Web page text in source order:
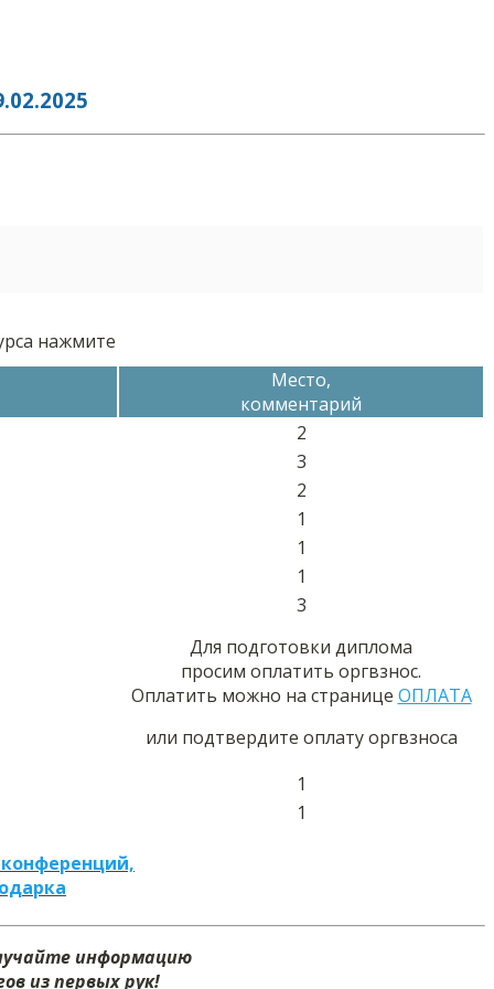
нажмите
Место,
комментарий
2
3
2
1
1
1
3
Для подготовки диплома
просим оплатить оргвзнос.
Оплатить можно на странице ОПЛАТА
или подтвердите оплату оргвзноса
1
1
информацию
из первых рук!